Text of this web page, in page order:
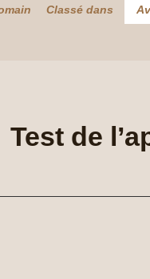
Classé dans
Test de